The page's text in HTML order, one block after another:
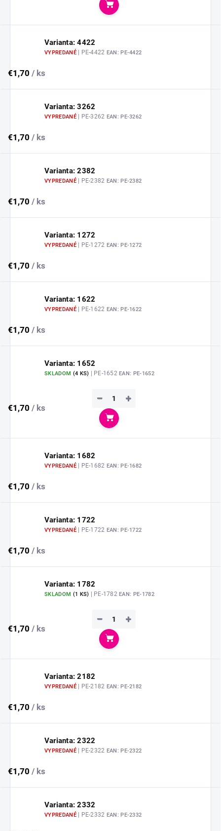
Do košíka
Varianta: 4422
VYPREDANÉ | PE-4422 EAN: PE-4422
€1,70 / ks
Varianta: 3262
VYPREDANÉ | PE-3262 EAN: PE-3262
€1,70 / ks
Varianta: 2382
VYPREDANÉ | PE-2382 EAN: PE-2382
€1,70 / ks
Varianta: 1272
VYPREDANÉ | PE-1272 EAN: PE-1272
€1,70 / ks
Varianta: 1622
VYPREDANÉ | PE-1622 EAN: PE-1622
€1,70 / ks
Varianta: 1652
SKLADOM (4 KS) | PE-1652EAN: PE-1652
€1,70 / ks
+
−
Do košíka
Varianta: 1682
VYPREDANÉ | PE-1682 EAN: PE-1682
€1,70 / ks
Varianta: 1722
VYPREDANÉ | PE-1722 EAN: PE-1722
€1,70 / ks
Varianta: 1782
SKLADOM (1 KS) | PE-1782EAN: PE-1782
€1,70 / ks
+
−
Do košíka
Varianta: 2182
VYPREDANÉ | PE-2182 EAN: PE-2182
€1,70 / ks
Varianta: 2322
VYPREDANÉ | PE-2322 EAN: PE-2322
€1,70 / ks
Varianta: 2332
VYPREDANÉ | PE-2332 EAN: PE-2332